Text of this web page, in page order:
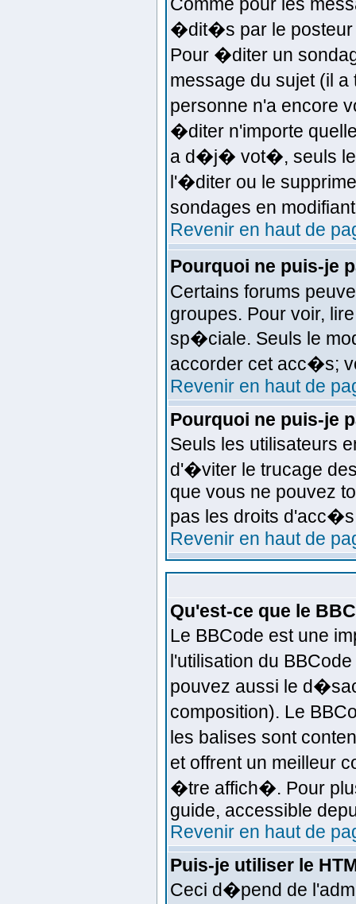
�dit�s par le posteur
Pour �diter un
message du sujet (il
personne n'a encore
�diter n'importe
a d�j� vot�, seuls
l'�diter ou le
sondages en
Revenir en haut de
Pourquoi ne puis-je
Certains forums
groupes. Pour voir,
sp�ciale. Seuls le
accorder cet acc�s;
Revenir en haut de
Pourquoi ne puis-je
Seuls les utilisateurs
d'�viter le trucage
que vous ne pouvez
pas les droits
Revenir en haut de
Qu'est-ce que le
Le BBCode est une
l'utilisation du
pouvez aussi le
composition). Le
les balises sont
et offrent un meilleur
�tre affich�. Pour
guide, accessible
Revenir en haut de
Puis-je utiliser le
Ceci d�pend de